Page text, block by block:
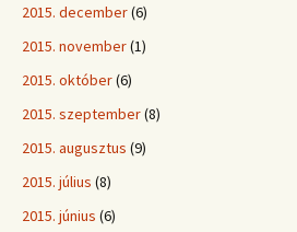
2015. december(6)
2015. november(1)
2015. október(6)
2015. szeptember(8)
2015. augusztus (9)
2015. július (8)
2015. június (6)